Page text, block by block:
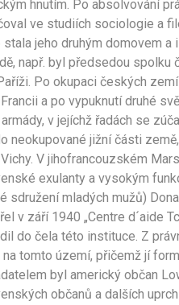
hnutím. Po absolvování
ve studiích sociologie a
stala jeho druhým domovem
např. byl předsedou
Po okupaci českých
a po vypuknutí druhé
v jejíchž řadách se
neokupované jižní části
V jihofrancouzském
exulanty a vysokým
sdružení mladých mužů)
v září 1940 „Centre d´aide
do čela této instituce. Z
tomto území, přičemž jí
byl americký občan
občanů a dalších